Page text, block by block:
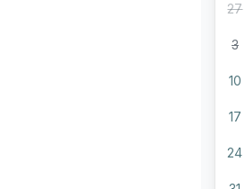
27
3
10
17
24